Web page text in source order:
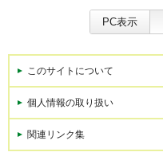
PC表示
このサイトについて
個人情報の取り扱い
関連リンク集